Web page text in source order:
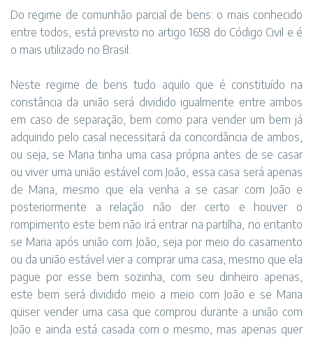
Do regime de comunhão parcial de bens: o mais conhecido
entre todos, está previsto no artigo 1658 do Código Civil e é
o mais utilizado no Brasil.
Neste regime de bens tudo aquilo que é constituído na
constância da união será dividido igualmente entre ambos
em caso de separação, bem como para vender um bem já
adquirido pelo casal necessitará da concordância de ambos,
ou seja, se Maria tinha uma casa própria antes de se casar
ou viver uma união estável com João, essa casa será apenas
de Maria, mesmo que ela venha a se casar com João e
posteriormente a relação não der certo e houver o
rompimento este bem não irá entrar na partilha, no entanto
se Maria após união com João, seja por meio do casamento
ou da união estável vier a comprar uma casa, mesmo que ela
pague por esse bem sozinha, com seu dinheiro apenas,
este bem será dividido meio a meio com João e se Maria
quiser vender uma casa que comprou durante a união com
João e ainda está casada com o mesmo, mas apenas quer